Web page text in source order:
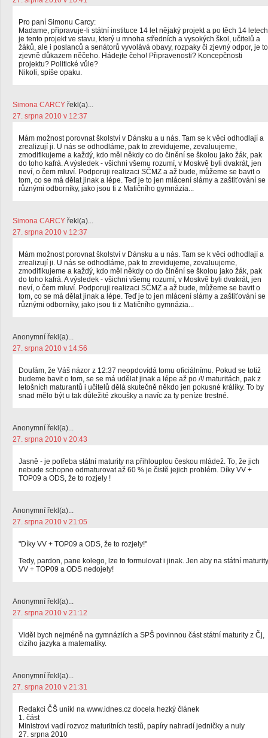
Pro paní Simonu Carcy:
Madame, připravuje-li státní instituce 14 let nějaký projekt a po těch 14 letech
je tento projekt ve stavu, který u mnoha středních a vysokých škol, učitelů a
žáků, ale i poslanců a senátorů vyvolává obavy, rozpaky či zjevný odpor, je to
zjevně důkazem něčeho. Hádejte čeho! Připravenosti? Koncepčnosti
projektu? Politické vůle?
Nikoli, spíše opaku.
Simona CARCY řekl(a)...
27. srpna 2010 v 12:37
Mám možnost porovnat školství v Dánsku a u nás. Tam se k věci odhodlají a
zrealizují ji. U nás se odhodláme, pak to zrevidujeme, zevaluujeme,
zmodifikujeme a každý, kdo měl někdy co do činění se školou jako žák, pak
do toho kafrá. A výsledek - všichni všemu rozumí, v Moskvě byli dvakrát, jen
neví, o čem mluví. Podporuji realizaci SČMZ a až bude, můžeme se bavit o
tom, co se má dělat jinak a lépe. Teď je to jen mlácení slámy a zaštiťování se
různými odborníky, jako jsou ti z Matičního gymnázia...
Simona CARCY řekl(a)...
27. srpna 2010 v 12:37
Mám možnost porovnat školství v Dánsku a u nás. Tam se k věci odhodlají a
zrealizují ji. U nás se odhodláme, pak to zrevidujeme, zevaluujeme,
zmodifikujeme a každý, kdo měl někdy co do činění se školou jako žák, pak
do toho kafrá. A výsledek - všichni všemu rozumí, v Moskvě byli dvakrát, jen
neví, o čem mluví. Podporuji realizaci SČMZ a až bude, můžeme se bavit o
tom, co se má dělat jinak a lépe. Teď je to jen mlácení slámy a zaštiťování se
různými odborníky, jako jsou ti z Matičního gymnázia...
Anonymní řekl(a)...
27. srpna 2010 v 14:56
Doufám, že Váš názor z 12:37 neopdovídá tomu oficiálnímu. Pokud se totiž
budeme bavit o tom, se se má udělat jinak a lépe až po /!/ maturitách, pak z
letošních maturantů i učitelů dělá skutečně někdo jen pokusné králíky. To by
snad mělo být u tak důležité zkoušky a navíc za ty peníze trestné.
Anonymní řekl(a)...
27. srpna 2010 v 20:43
Jasně - je potřeba státní maturity na přihlouplou českou mládež. To, že jich
nebude schopno odmaturovat až 60 % je čistě jejich problém. Díky VV +
TOP09 a ODS, že to rozjely !
Anonymní řekl(a)...
27. srpna 2010 v 21:05
"Díky VV + TOP09 a ODS, že to rozjely!"
Tedy, pardon, pane kolego, lze to formulovat i jinak. Jen aby na státní maturity
VV + TOP09 a ODS nedojely!
Anonymní řekl(a)...
27. srpna 2010 v 21:12
Viděl bych nejméně na gymnáziích a SPŠ povinnou část státní maturity z Čj,
cizího jazyka a matematiky.
Anonymní řekl(a)...
27. srpna 2010 v 21:31
Redakci ČŠ unikl na www.idnes.cz docela hezký článek
1. část
Ministrovi vadí rozvoz maturitních testů, papíry nahradí jedničky a nuly
27. srpna 2010